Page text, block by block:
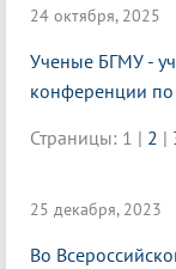
24 октября, 2025
Ученые БГМУ -
конференции по
Страницы: 1 | 2 |
25 декабря, 2023
Во